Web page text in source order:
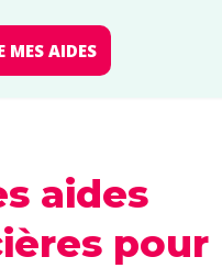
MES AIDES
aides
pour